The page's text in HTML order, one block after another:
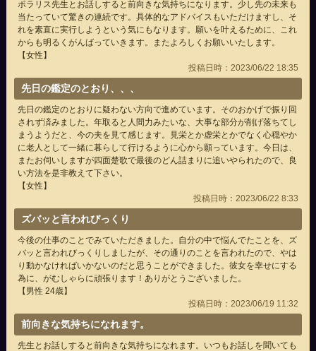
ポラリス先生とお話しすると前向きな気持ちになります。少し先の未来も
当たっていて驚きの連続です。具体的なアドバイスもいただけますし、そ
れを素直に実行しようという気にもなります。願いを叶えるために、これ
からも明るくがんばっていきます。またよろしくお願いいたします。
【女性】
投稿日時：2023/06/22 18:35
先日の鑑定のとおり、、、
先日の鑑定のとおりに疑わない方向で進めています。そのおかげで振り回
されず済みました。年取ると人間力みたいな、大事な部分が削げ落ちてし
まうようだと、今の夫を見て感じます。見栄とか虚栄とかでなく心穏やか
に老人として一緒に暮らして行けるように心から願っています。今日は、
またお伺いしますが四面楚歌で最後のどん詰まりに追いやられたので、良
い方法を是非教えて下さい。
【女性】
投稿日時：2023/06/22 8:33
ズバッと言われびっくり
今後の仕事のことでみていただきました。自分の中で悩んでたことを、ズ
バッと言われびっくりしましたが、その通りのことを言われたので、やは
り動かなければいかないのだと思うことができました。彼女を幸せにする
為に、がむしゃらに頑張ります！ありがとうございました。
【男性 24歳】
投稿日時：2023/06/19 11:32
前向きな気持ちになれます。
先生とお話しすると前向きな気持ちになれます。いつもお話しを聞いても